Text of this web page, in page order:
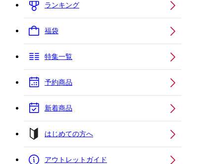
ランキング
福袋
特集一覧
予約商品
新着商品
はじめての方へ
アウトレットガイド